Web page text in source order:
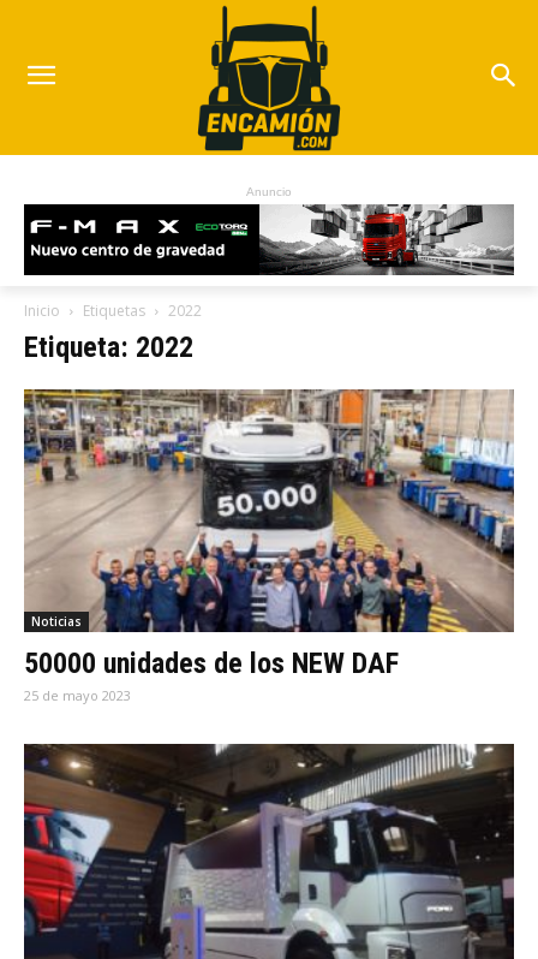
Anuncio
Inicio Etiquetas 2022
Etiqueta: 2022
Noticias
50000 unidades de los NEW DAF
25 de mayo 2023